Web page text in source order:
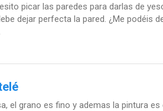
picar las paredes para darlas de
dejar perfecta la pared. ¿Me podéis
el grano es fino y ademas la pintura